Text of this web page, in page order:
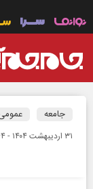
جامعه
۳۱ ارديبهشت ۱۴۰۴ - ۰۹:۴۴